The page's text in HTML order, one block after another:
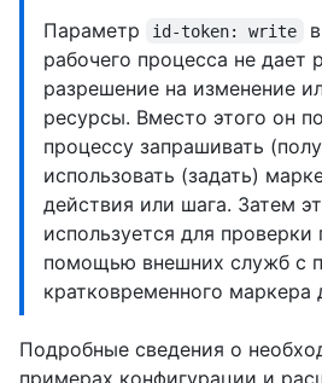
Параметр
id-token: write
рабочего процесса не дает
разрешение на изменение
ресурсы. Вместо этого он
процессу запрашивать
использовать (задать)
действия или шага. Затем
используется для проверки
помощью внешних служб с
кратковременного маркера
Подробные сведения о
примерах конфигурации и